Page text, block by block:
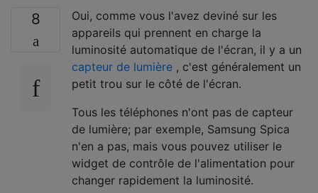
8
Oui, comme vous l'avez deviné sur les
appareils qui prennent en charge la
luminosité automatique de l'écran, il y a un
capteur de lumière , c'est généralement un
petit trou sur le côté de l'écran.
Tous les téléphones n'ont pas de capteur
de lumière; par exemple, Samsung Spica
n'en a pas, mais vous pouvez utiliser le
widget de contrôle de l'alimentation pour
changer rapidement la luminosité.